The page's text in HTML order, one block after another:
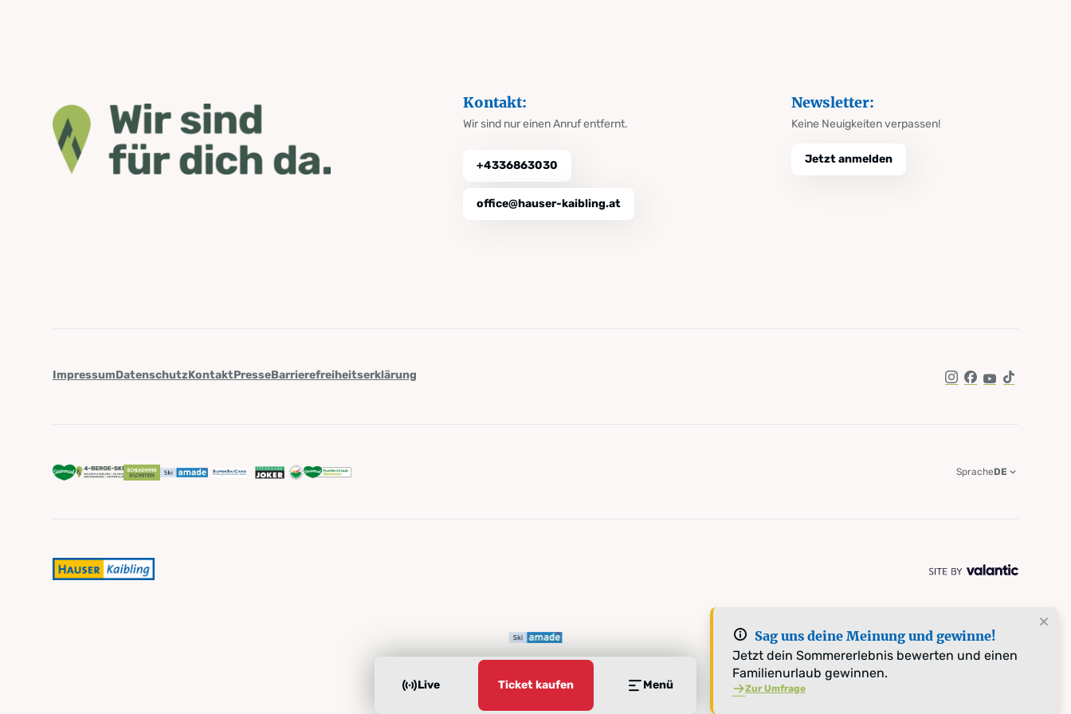
Live Ticket kaufen Menü
Sag uns deine Meinung und gewinne!
Jetzt dein Sommererlebnis bewerten und einen
Familienurlaub gewinnen.
Zur Umfrage
Kontakt:
Wir sind nur einen Anruf entfernt.
+4336863030
office@hauser-kaibling.at
Newsletter:
Keine Neuigkeiten verpassen!
Jetzt anmelden
ImpressumDatenschutzKontaktPresseBarrierefreiheitserklärung
Instagram
Facebook
YouTube
TikTok
SpracheDE